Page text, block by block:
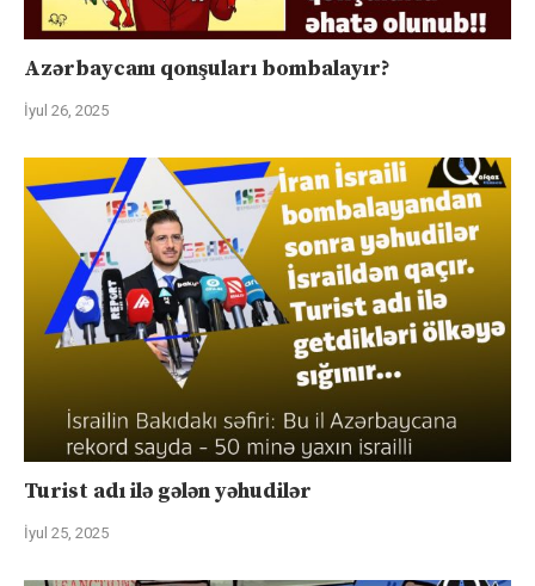
Azərbaycanı qonşuları bombalayır?
İyul 26, 2025
Turist adı ilə gələn yəhudilər
İyul 25, 2025